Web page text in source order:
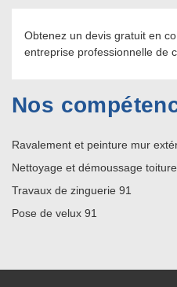
Obtenez un devis gratuit en
entreprise professionnelle de
Nos
Ravalement et peinture mur
Nettoyage et démoussage
Travaux de zinguerie 91
Pose de velux 91